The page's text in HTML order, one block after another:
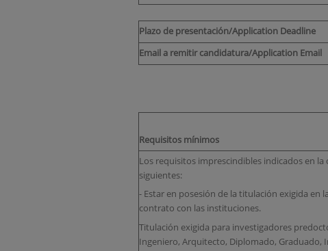
Plazo de presentación/Application Deadline
Email a remitir candidatura/Application Email
Requisitos mínimos
Los requisitos imprescindibles indicados en
siguientes:
- Estar en posesión de la titulación exigida en
contrato con las instituciones.
Titulación exigida para investigadores
Ingeniero, Arquitecto, Diplomado, Graduado,